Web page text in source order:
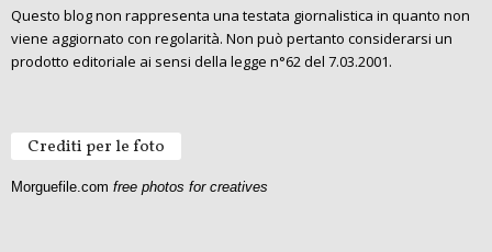
Questo blog non rappresenta una testata giornalistica in quanto non
viene aggiornato con regolarità. Non può pertanto considerarsi un
prodotto editoriale ai sensi della legge n°62 del 7.03.2001.
Crediti per le foto
Morguefile.com free photos for creatives